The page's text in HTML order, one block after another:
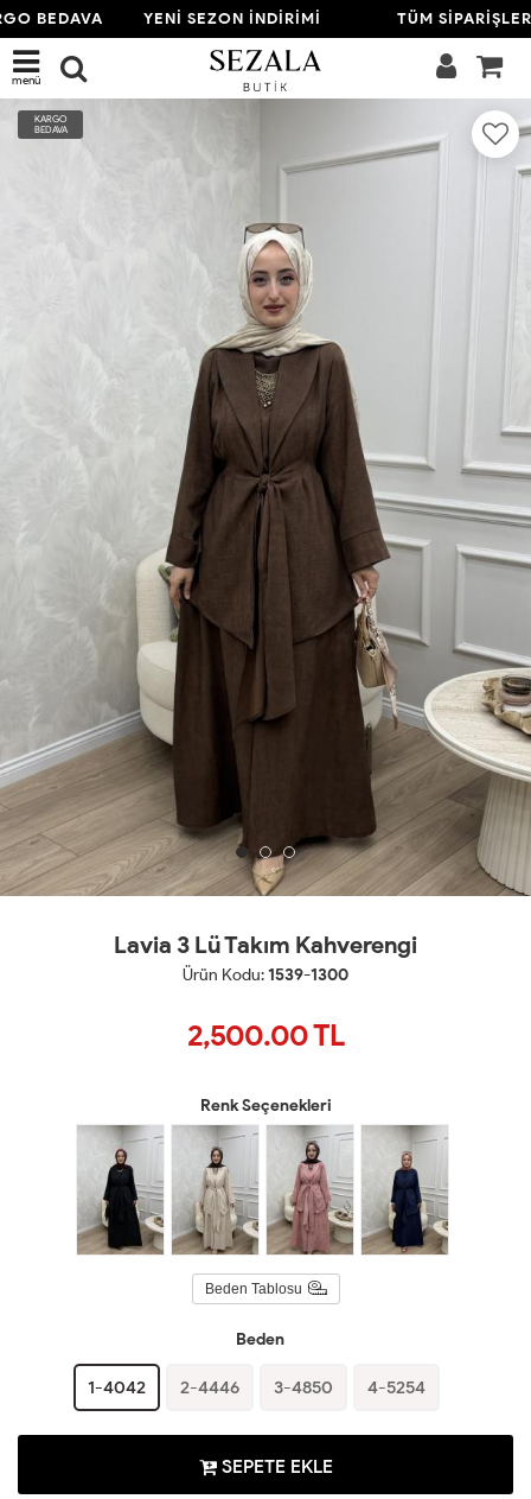
BEDAVA YENİ SEZON İNDİRİMİ TÜM
menü
KARGO
BEDAVA
Lavia 3 Lü Takım Kahverengi
Ürün Kodu:1539-1300
2,500.00TL
Renk Seçenekleri
Beden Tablosu
Beden
1-4042 2-4446 3-4850 4-5254
SEPETE EKLE